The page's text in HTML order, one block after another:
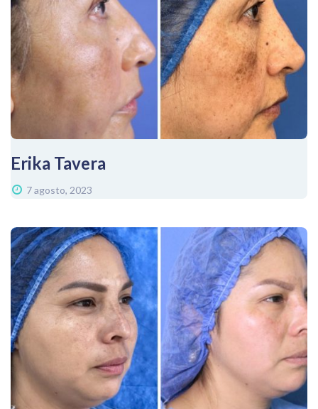
Erika Tavera
7 agosto, 2023